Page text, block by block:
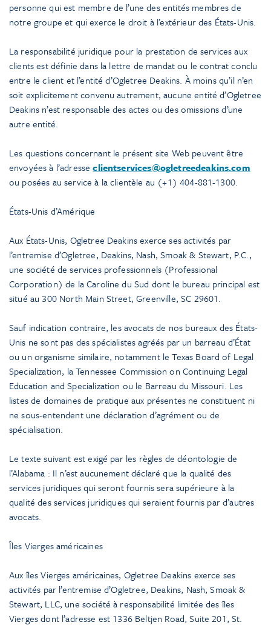
personne qui est membre de l’une des entités membres de
notre groupe et qui exerce le droit à l’extérieur des États-Unis.
La responsabilité juridique pour la prestation de services aux
clients est définie dans la lettre de mandat ou le contrat conclu
entre le client et l’entité d’Ogletree Deakins. À moins qu’il n’en
soit explicitement convenu autrement, aucune entité d’Ogletree
Deakins n’est responsable des actes ou des omissions d’une
autre entité.
Les questions concernant le présent site Web peuvent être
envoyées à l’adresseclientservices@ogletreedeakins.com
ou posées au service à la clientèle au (+1) 404-881-1300.
États-Unis d’Amérique
Aux États-Unis, Ogletree Deakins exerce ses activités par
l’entremise d’Ogletree, Deakins, Nash, Smoak & Stewart, P.C.,
une société de services professionnels (Professional
Corporation) de la Caroline du Sud dont le bureau principal est
situé au 300 North Main Street, Greenville, SC 29601.
Sauf indication contraire, les avocats de nos bureaux des États-
Unis ne sont pas des spécialistes agréés par un barreau d’État
ou un organisme similaire, notamment le Texas Board of Legal
Specialization, la Tennessee Commission on Continuing Legal
Education and Specialization ou le Barreau du Missouri. Les
listes de domaines de pratique aux présentes ne constituent ni
ne sous-entendent une déclaration d’agrément ou de
spécialisation.
Le texte suivant est exigé par les règles de déontologie de
l’Alabama : Il n’est aucunement déclaré que la qualité des
services juridiques qui seront fournis sera supérieure à la
qualité des services juridiques qui seraient fournis par d’autres
avocats.
Îles Vierges américaines
Aux îles Vierges américaines, Ogletree Deakins exerce ses
activités par l’entremise d’Ogletree, Deakins, Nash, Smoak &
Stewart, LLC, une société à responsabilité limitée des îles
Vierges dont l’adresse est 1336 Beltjen Road, Suite 201, St.